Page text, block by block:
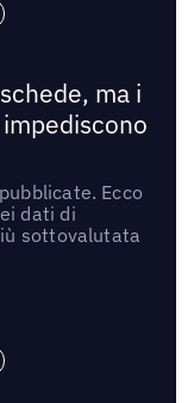
ma i
Ecco
dati di
sottovalutata